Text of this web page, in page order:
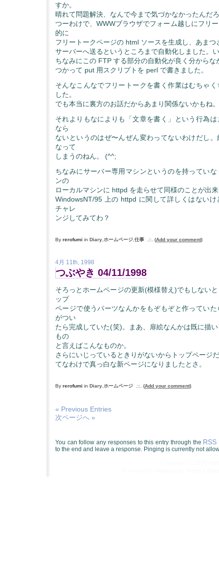
すか。
晴れて問題解決、なんで今まで気づかなかったんだ
つーわけで、WWWブラウザでフォーム越しにフリ
的に
フリートークページの html ソースを生成し、あまつ
サーバーへ送るというところまで自動化しました。
ちなみにこの FTP する部分の自動化が良く分からな
つかって put 用スクリプトを perl で書きました。
そんなこんなでフリートークを書く作業はむちゃ
した。
でも本当に裏方のお話だからあまり関係ないかもね。
それよりもなによりも「文章を書く」という行為
なら
ないというのはぜ〜んぜん変わってないわけだし
なって
しまうのねん。 (^^;
ちなみにサーバー専用マシンというのを持ってい
ンの
ローカルマシンに httpd を走らせて同様のことが出
WindowsNT/95 上の httpd に関して詳しくはない
チャレ
ンジしてみてわ？
By rerofumi in Diary ホームページ 仕事 .::. (Add your comment)
4月 11th, 1998
つぶやき 04/11/1998
そろっとホームページの更新(模様替え)でもしない
ップ
ページで使うパーツなんかをもぞもぞと作ってい
がつい
たら完成していた(笑)。まあ、扉絵なんかは既に描
もの
と言えばこんなものか。
さらにいじっているときりがないからトップページ
てなわけで真っ白な新ページになりましたとさ。
By rerofumi in Diary ホームページ .::. (Add your comment)
« Previous Entries
次ページへ »
You can follow any responses to this entry through the RSS
to the end and leave a response. Pinging is currently not